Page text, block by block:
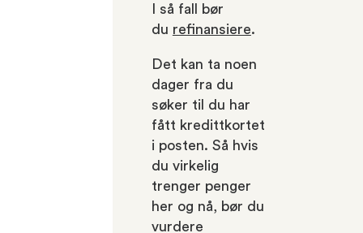
I så fall bør
du refinansiere.
Det kan ta noen
dager fra du
søker til du har
fått kredittkortet
i posten. Så hvis
du virkelig
trenger penger
her og nå, bør du
vurdere